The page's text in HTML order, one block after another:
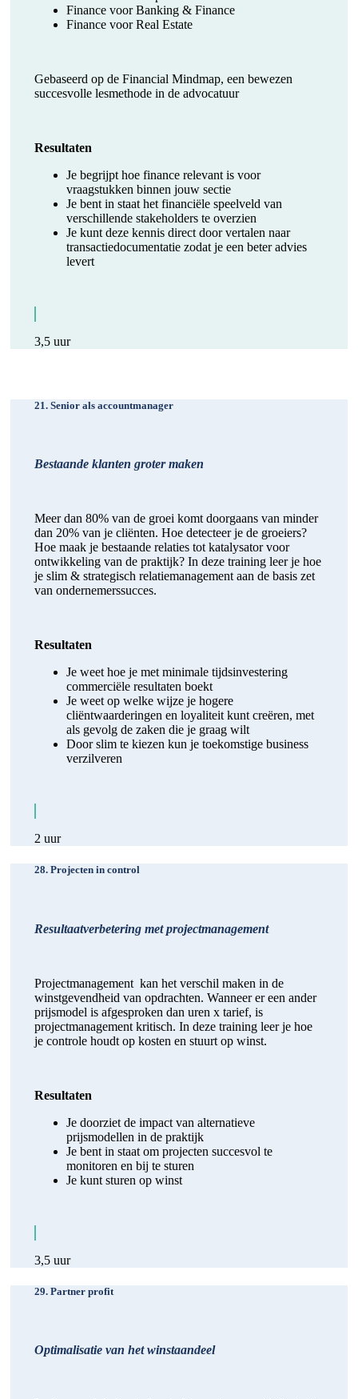
Finance voor Banking & Finance
Finance voor Real Estate
Gebaseerd op de Financial Mindmap, een bewezen
succesvolle lesmethode in de advocatuur
Resultaten
Je begrijpt hoe finance relevant is voor
vraagstukken binnen jouw sectie
Je bent in staat het financiële speelveld van
verschillende stakeholders te overzien
Je kunt deze kennis direct door vertalen naar
transactiedocumentatie zodat je een beter advies
levert
3,5 uur
21. Senior als accountmanager
Bestaande klanten groter maken
Meer dan 80% van de groei komt doorgaans van minder
dan 20% van je cliënten. Hoe detecteer je de groeiers?
Hoe maak je bestaande relaties tot katalysator voor
ontwikkeling van de praktijk? In deze training leer je hoe
je slim & strategisch relatiemanagement aan de basis zet
van ondernemerssucces.
Resultaten
Je weet hoe je met minimale tijdsinvestering
commerciële resultaten boekt
Je weet op welke wijze je hogere
cliëntwaarderingen en loyaliteit kunt creëren, met
als gevolg de zaken die je graag wilt
Door slim te kiezen kun je toekomstige business
verzilveren
2 uur
28. Projecten in control
Resultaatverbetering met projectmanagement
Projectmanagement kan het verschil maken in de
winstgevendheid van opdrachten. Wanneer er een ander
prijsmodel is afgesproken dan uren x tarief, is
projectmanagement kritisch. In deze training leer je hoe
je controle houdt op kosten en stuurt op winst.
Resultaten
Je doorziet de impact van alternatieve
prijsmodellen in de praktijk
Je bent in staat om projecten succesvol te
monitoren en bij te sturen
Je kunt sturen op winst
3,5 uur
29. Partner profit
Optimalisatie van het winstaandeel